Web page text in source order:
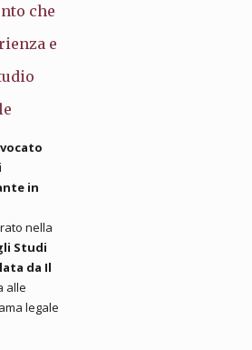
che
e
in
nella
Studi
da Il
alle
legale